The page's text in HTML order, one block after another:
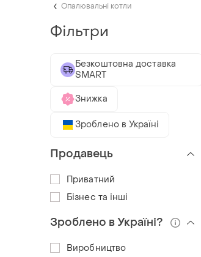
Опалювальні котли
Фільтри
Безкоштовна доставка
SMART
Знижка
Зроблено в Україні
Продавець
Приватний
Бізнес та інші
Зроблено в Україні?
Виробництво